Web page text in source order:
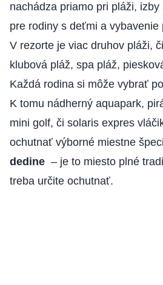
nachádza priamo pri pláži,
pre rodiny s deťmi a vybavenie
V rezorte je viac druhov pláži,
klubová pláž, spa pláž,
Každá rodina si môže vybrať
K tomu nádherný aquapark,
mini golf, či solaris expres
ochutnať výborné miestne
dedine – je to miesto plné
treba určite ochutnať.